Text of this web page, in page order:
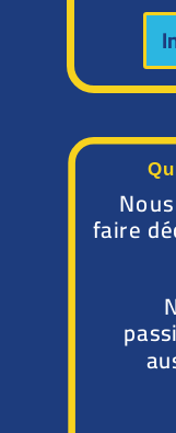
faire